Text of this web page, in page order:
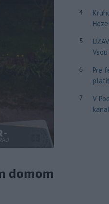
domom
4
5
6
Pre
7
V